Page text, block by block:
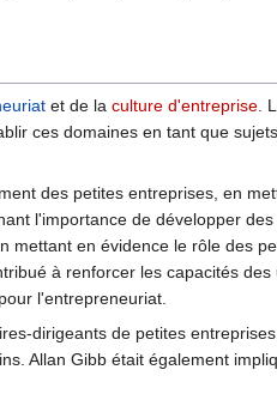
et de la culture d'entreprise.
ces domaines en tant que
des petites entreprises, en
l'importance de développer
mettant en évidence le rôle des
à renforcer les capacités
l'entrepreneuriat.
dirigeants de petites
Allan Gibb était également